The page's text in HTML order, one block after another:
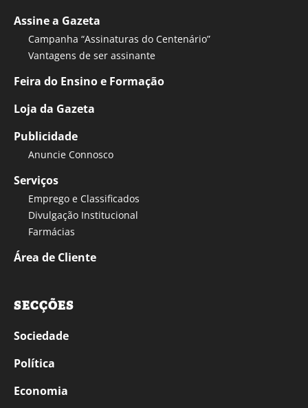
Assine a Gazeta
Campanha “Assinaturas do Centenário”
Vantagens de ser assinante
Feira do Ensino e Formação
Loja da Gazeta
Publicidade
Anuncie Connosco
Serviços
Emprego e Classificados
Divulgação Institucional
Farmácias
Área de Cliente
SECÇÕES
Sociedade
Política
Economia